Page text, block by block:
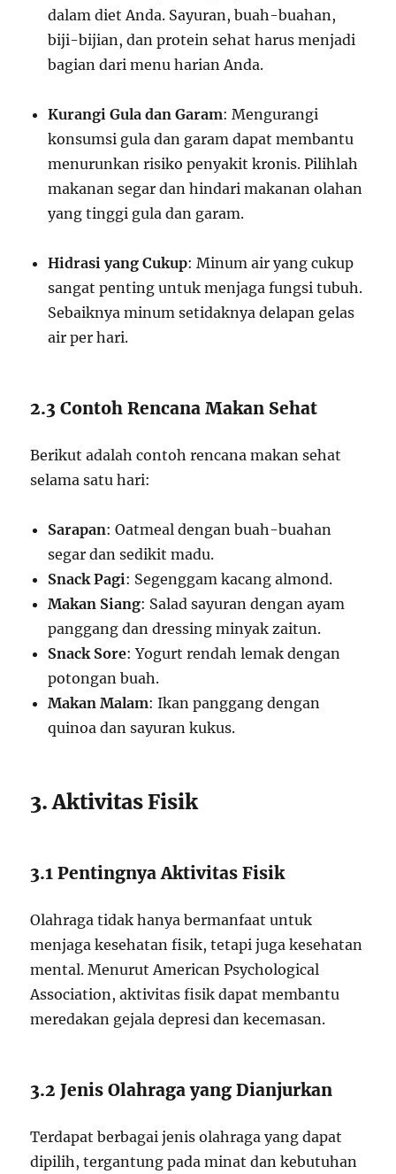
dalam diet Anda. Sayuran, buah-buahan,
biji-bijian, dan protein sehat harus menjadi
bagian dari menu harian Anda.
Kurangi Gula dan Garam: Mengurangi
konsumsi gula dan garam dapat membantu
menurunkan risiko penyakit kronis. Pilihlah
makanan segar dan hindari makanan olahan
yang tinggi gula dan garam.
Hidrasi yang Cukup: Minum air yang cukup
sangat penting untuk menjaga fungsi tubuh.
Sebaiknya minum setidaknya delapan gelas
air per hari.
2.3 Contoh Rencana Makan Sehat
Berikut adalah contoh rencana makan sehat
selama satu hari:
Sarapan: Oatmeal dengan buah-buahan
segar dan sedikit madu.
Snack Pagi: Segenggam kacang almond.
Makan Siang: Salad sayuran dengan ayam
panggang dan dressing minyak zaitun.
Snack Sore: Yogurt rendah lemak dengan
potongan buah.
Makan Malam: Ikan panggang dengan
quinoa dan sayuran kukus.
3. Aktivitas Fisik
3.1 Pentingnya Aktivitas Fisik
Olahraga tidak hanya bermanfaat untuk
menjaga kesehatan fisik, tetapi juga kesehatan
mental. Menurut American Psychological
Association, aktivitas fisik dapat membantu
meredakan gejala depresi dan kecemasan.
3.2 Jenis Olahraga yang Dianjurkan
Terdapat berbagai jenis olahraga yang dapat
dipilih, tergantung pada minat dan kebutuhan